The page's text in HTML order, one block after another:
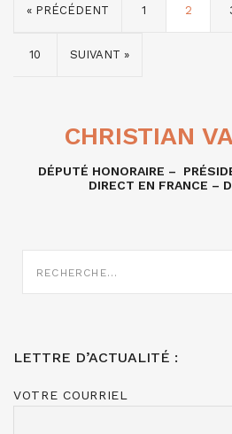
« PRÉCÉDENT 1 2
10 SUIVANT »
CHRISTIAN
DÉPUTÉ HONORAIRE –
DIRECT EN FRANCE –
SUR
LETTRE D’ACTUALITÉ :
VOTRE COURRIEL